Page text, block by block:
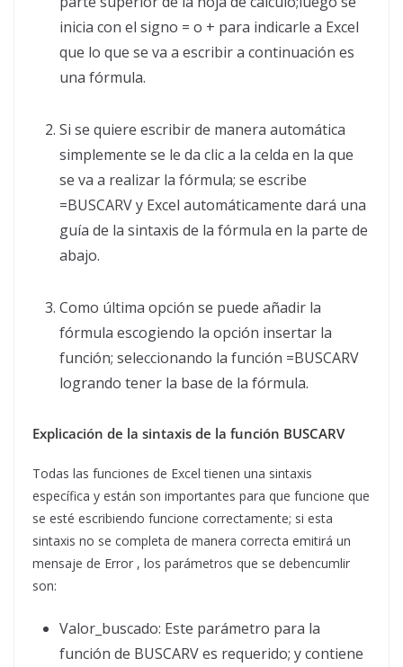
inicia con el signo = o + para indicarle a Excel
que lo que se va a escribir a continuación es
una fórmula.
Si se quiere escribir de manera automática
simplemente se le da clic a la celda en la que
se va a realizar la fórmula; se escribe
=BUSCARV y Excel automáticamente dará una
guía de la sintaxis de la fórmula en la parte de
abajo.
Como última opción se puede añadir la
fórmula escogiendo la opción insertar la
función; seleccionando la función =BUSCARV
logrando tener la base de la fórmula.
Explicación de la sintaxis de la función BUSCARV
Todas las funciones de Excel tienen una sintaxis
específica y están son importantes para que funcione que
se esté escribiendo funcione correctamente; si esta
sintaxis no se completa de manera correcta emitirá un
mensaje de Error , los parámetros que se debencumlir
son:
Valor_buscado: Este parámetro para la
función de BUSCARV es requerido; y contiene